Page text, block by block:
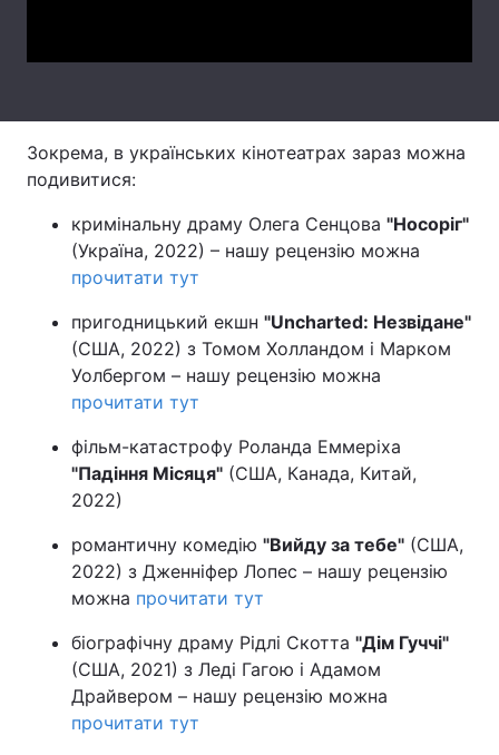
Тема оформлення
Зокрема, в українських кінотеатрах зараз можна
подивитися:
кримінальну драму Олега Сенцова "Носоріг"
(Україна, 2022) – нашу рецензію можна
прочитати тут
пригодницький екшн "Uncharted: Незвідане"
(США, 2022) з Томом Холландом і Марком
Уолбергом – нашу рецензію можна
прочитати тут
фільм-катастрофу Роланда Еммеріха
"Падіння Місяця" (США, Канада, Китай,
2022)
романтичну комедію "Вийду за тебе" (США,
2022) з Дженніфер Лопес – нашу рецензію
можна прочитати тут
біографічну драму Рідлі Скотта "Дім Гуччі"
(США, 2021) з Леді Гагою і Адамом
Драйвером – нашу рецензію можна
прочитати тут